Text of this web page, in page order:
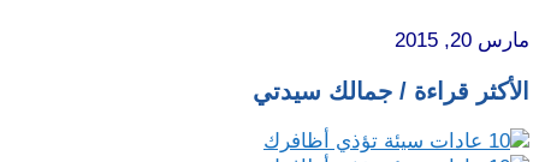
مارس 20, 2015
الأكثر قراءة / جمالك سيدتي